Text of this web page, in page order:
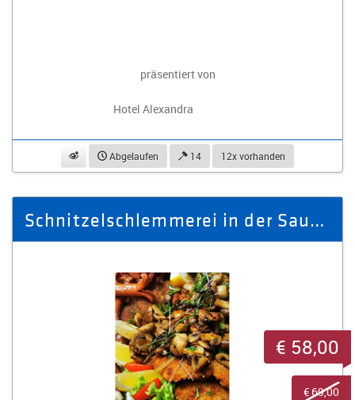
präsentiert von
Hotel Alexandra
beobachtenAbgelaufen 14 12x vorhanden
Schnitzelschlemmerei in der Sauberg Klause für 4 Personen
€ 58,00
€ 69,00